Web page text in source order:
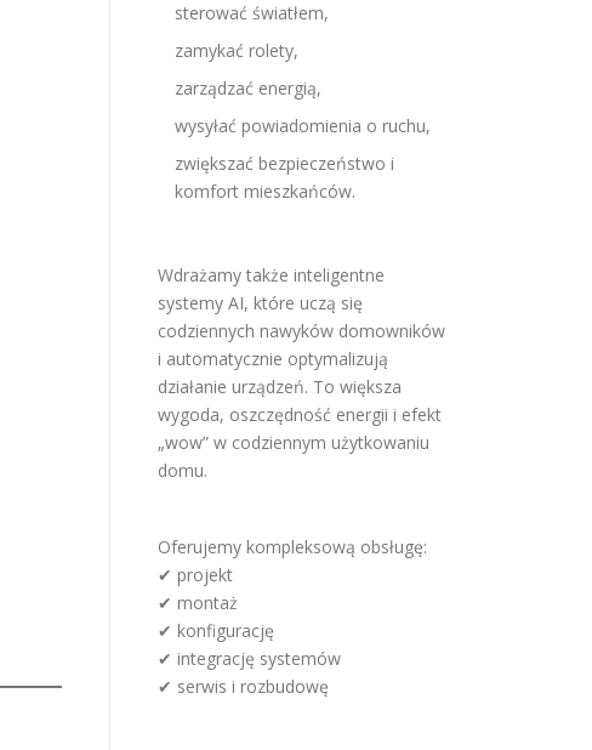
sterować światłem,
zamykać rolety,
zarządzać energią,
wysyłać powiadomienia o ruchu,
zwiększać bezpieczeństwo i
komfort mieszkańców.
Wdrażamy także inteligentne
systemy AI, które uczą się
codziennych nawyków domowników
i automatycznie optymalizują
działanie urządzeń. To większa
wygoda, oszczędność energii i efekt
„wow” w codziennym użytkowaniu
domu.
Oferujemy kompleksową obsługę:
✔ projekt
✔ montaż
✔ konfigurację
✔ integrację systemów
✔ serwis i rozbudowę